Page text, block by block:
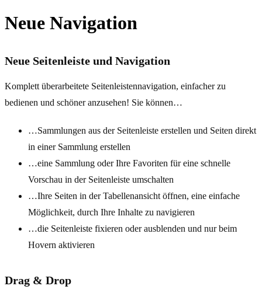
Neue Navigation
Neue Seitenleiste und Navigation
Komplett überarbeitete Seitenleistennavigation, einfacher zu
bedienen und schöner anzusehen! Sie können…
…Sammlungen aus der Seitenleiste erstellen und Seiten direkt
in einer Sammlung erstellen
…eine Sammlung oder Ihre Favoriten für eine schnelle
Vorschau in der Seitenleiste umschalten
…Ihre Seiten in der Tabellenansicht öffnen, eine einfache
Möglichkeit, durch Ihre Inhalte zu navigieren
…die Seitenleiste fixieren oder ausblenden und nur beim
Hovern aktivieren
Drag & Drop